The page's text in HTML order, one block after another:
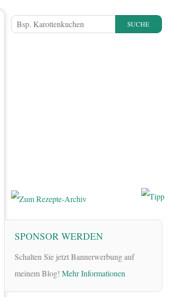
SUCHE
SPONSOR WERDEN
Schalten Sie jetzt Bannerwerbung auf
meinem Blog! Mehr Informationen